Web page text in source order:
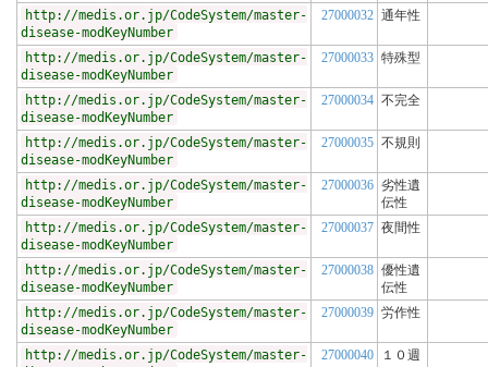
http://medis.or.jp/CodeSystem/master-
disease-modKeyNumber
27000032 通年性
http://medis.or.jp/CodeSystem/master-
disease-modKeyNumber
27000033 特殊型
http://medis.or.jp/CodeSystem/master-
disease-modKeyNumber
27000034 不完全
http://medis.or.jp/CodeSystem/master-
disease-modKeyNumber
27000035 不規則
http://medis.or.jp/CodeSystem/master-
disease-modKeyNumber
27000036 劣性遺
伝性
http://medis.or.jp/CodeSystem/master-
disease-modKeyNumber
27000037 夜間性
http://medis.or.jp/CodeSystem/master-
disease-modKeyNumber
27000038 優性遺
伝性
http://medis.or.jp/CodeSystem/master-
disease-modKeyNumber
27000039 労作性
http://medis.or.jp/CodeSystem/master-
27000040 １０週